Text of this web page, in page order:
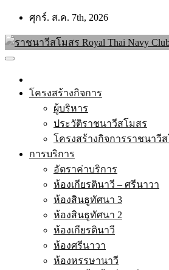
Skip
content
ศุกร์. ส.ค. 7th, 2026
โครงสร้างกิจการ
ผู้บริหาร
ประวัติราชนาวีสโมสร
โครงสร้างกิจการราชนาวี
การบริการ
อัตราค่าบริการ
ห้องเกียรตินาวี – ศรีนาวา
ห้องสินธูทัศนา 3
ห้องสินธูทัศนา 2
ห้องเกียรตินาวี
ห้องศรีนาวา
ห้องหรรษานาวี